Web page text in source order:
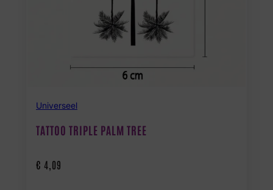
Universeel
TATTOO TRIPLE PALM TREE
€ 4,09